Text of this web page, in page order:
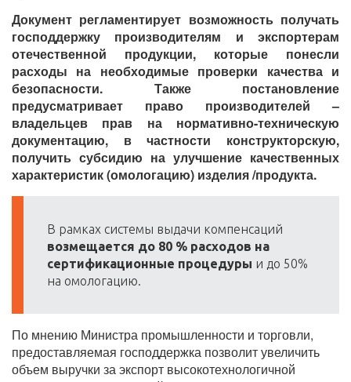
Документ регламентирует возможность получать
господдержку производителям и экспортерам
отечественной продукции, которые понесли
расходы на необходимые проверки качества и
безопасности. Также постановление
предусматривает право производителей –
владельцев прав на нормативно-техническую
документацию, в частности конструкторскую,
получить субсидию на улучшение качественных
характеристик (омологацию) изделия /продукта.
В рамках системы выдачи компенсаций
возмещается до 80 % расходов на
сертификационные процедуры и до 50%
на омологацию.
По мнению Министра промышленности и торговли,
предоставляемая господдержка позволит увеличить
объем выручки за экспорт высокотехнологичной